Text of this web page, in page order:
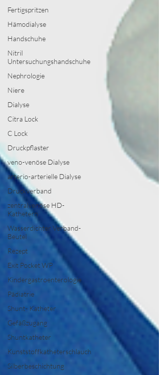
Fertigspritzen
Hämodialyse
Handschuhe
Nitril
Untersuchungshandschuhe
Nephrologie
Niere
Dialyse
Citra Lock
C Lock
Druckpflaster
veno-venöse Dialyse
arterio-arterielle Dialyse
Druckverband
zentralvenöse HD-
Kathetern
Wasserdichter Verband-
Beutel
Rezept
Exit Pocket WP
Kindergastroenterologie
Pädiatrie
Shunt- Katheter
Gefäßzugang
Shuntkatheter
Kunststoffkatheterschlauch
Silberbeschichtung